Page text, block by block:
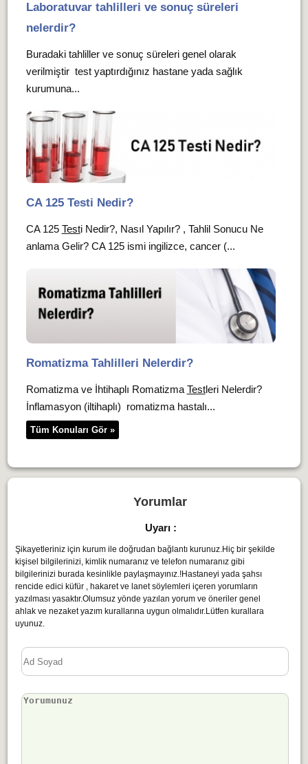
Laboratuvar tahlilleri ve sonuç süreleri
nelerdir?
Buradaki tahliller ve sonuç süreleri genel olarak
verilmiştir test yaptırdığınız hastane yada sağlık
kurumuna...
CA 125 Testi Nedir?
CA 125 Testi Nedir?, Nasıl Yapılır? , Tahlil Sonucu Ne
anlama Gelir? CA 125 ismi ingilizce, cancer (...
Romatizma Tahlilleri Nelerdir?
Romatizma ve İhtihaplı Romatizma Testleri Nelerdir?
İnflamasyon (iltihaplı) romatizma hastalı...
Tüm Konuları Gör »
Yorumlar
Uyarı :
Şikayetleriniz için kurum ile doğrudan bağlantı kurunuz.Hiç bir şekilde
kişisel bilgilerinizi, kimlik numaranız ve telefon numaranız gibi
bilgilerinizi burada kesinlikle paylaşmayınız.!Hastaneyi yada şahsı
rencide edici küfür , hakaret ve lanet söylemleri içeren yorumların
yazılması yasaktır.Olumsuz yönde yazılan yorum ve öneriler genel
ahlak ve nezaket yazım kurallarına uygun olmalıdır.Lütfen kurallara
uyunuz.